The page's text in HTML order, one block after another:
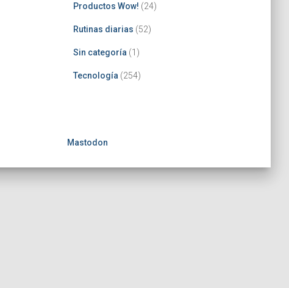
Productos Wow! (24)
Rutinas diarias (52)
Sin categoría (1)
Tecnología (254)
Mastodon